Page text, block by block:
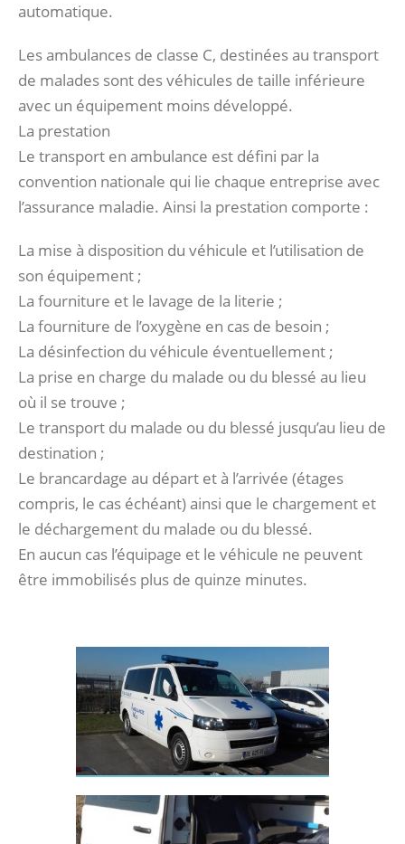
automatique.
Les ambulances de classe C, destinées au transport
de malades sont des véhicules de taille inférieure
avec un équipement moins développé.
La prestation
Le transport en ambulance est défini par la
convention nationale qui lie chaque entreprise avec
l’assurance maladie. Ainsi la prestation comporte :
La mise à disposition du véhicule et l’utilisation de
son équipement ;
La fourniture et le lavage de la literie ;
La fourniture de l’oxygène en cas de besoin ;
La désinfection du véhicule éventuellement ;
La prise en charge du malade ou du blessé au lieu
où il se trouve ;
Le transport du malade ou du blessé jusqu’au lieu de
destination ;
Le brancardage au départ et à l’arrivée (étages
compris, le cas échéant) ainsi que le chargement et
le déchargement du malade ou du blessé.
En aucun cas l’équipage et le véhicule ne peuvent
être immobilisés plus de quinze minutes.